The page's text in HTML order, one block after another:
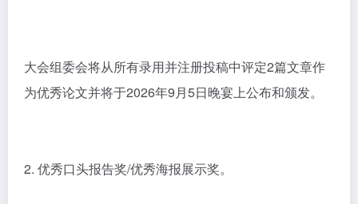
大会组委会将从所有录用并注册投稿中评定2篇文章作
为优秀论文并将于2026年9月5日晚宴上公布和颁发。
2. 优秀口头报告奖/优秀海报展示奖。